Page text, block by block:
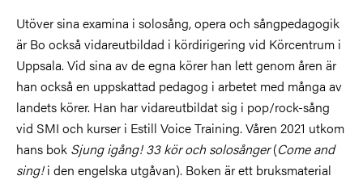
Utöver sina examina i solosång, opera och sångpedagogik
är Bo också vidareutbildad i kördirigering vid Körcentrum i
Uppsala. Vid sina av de egna körer han lett genom åren är
han också en uppskattad pedagog i arbetet med många av
landets körer. Han har vidareutbildat sig i pop/rock-sång
vid SMI och kurser i Estill Voice Training. Våren 2021 utkom
hans bok Sjung igång! 33 kör och solosånger(Come and
sing!i den engelska utgåvan). Boken är ett bruksmaterial